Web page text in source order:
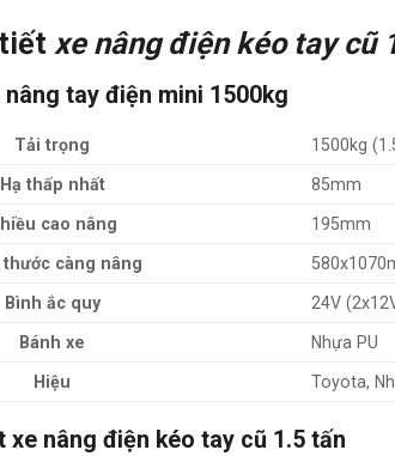
xe nâng điện kéo tay cũ
tay điện mini 1500kg
Tải trọng 1500kg
Hạ thấp nhất 85mm
cao nâng 195mm
thước càng nâng
Bình ắc quy 24V
Bánh xe Nhựa PU
Hiệu Toyota,
xe nâng điện kéo tay cũ 1.5 tấn